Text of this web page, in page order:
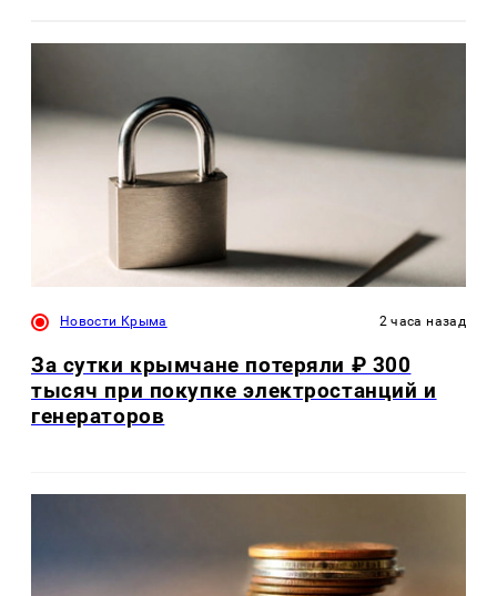
Новости Крыма 2 часа назад
За сутки крымчане потеряли ₽ 300
тысяч при покупке электростанций и
генераторов